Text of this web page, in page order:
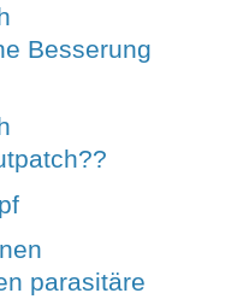
Besserung
parasitäre